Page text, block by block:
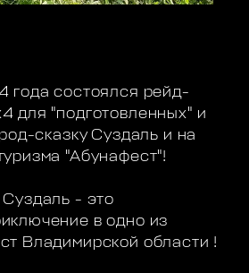
года состоялся рейд-
для "подготовленных" и
сказку Суздаль и на
"Абунафест"!
- это
в одно из
Владимирской области !